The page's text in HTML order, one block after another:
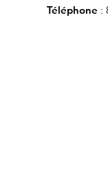
Téléphone :